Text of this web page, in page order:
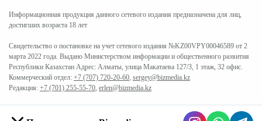
Информационная продукция данного сетевого издания предназначена для лиц,
достигших возраста 18 лет
Свидетельство о постановке на учет сетевого издания №KZ00VPY00046589 от 2
марта 2022 года. Выдано Министерством информации и общественного развития
Республики Казахстан Адрес: Алматы, улица Макатаева 127/3, 1 этаж, 32 офис.
Коммерческий отдел: +7 (707) 720-20-60, sergey@bizmedia.kz
Редакция: +7 (701) 255-55-70, erlen@bizmedia.kz